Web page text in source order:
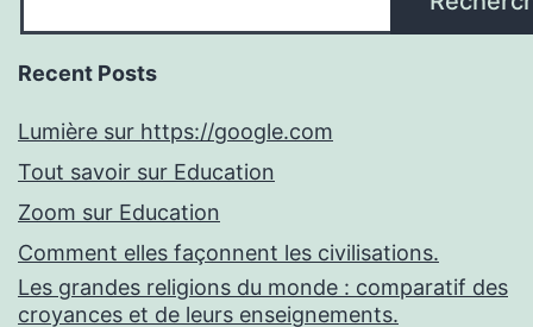
Recent Posts
Lumière sur https://google.com
Tout savoir sur Education
Zoom sur Education
Comment elles façonnent les civilisations.
Les grandes religions du monde : comparatif des
croyances et de leurs enseignements.